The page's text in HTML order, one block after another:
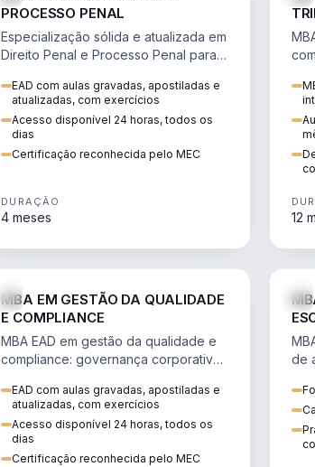
PROCESSO PENAL
Especialização sólida e atualizada em
Direito Penal e Processo Penal para a
jurídicos.
EAD com aulas gravadas, apostiladas e
atualizadas, com exercícios
Acesso disponível 24 horas, todos os
dias
Certificação reconhecida pelo MEC
DURAÇÃO
4 meses 12
MBA EM GESTÃO DA QUALIDADE
E COMPLIANCE
MBA EAD em gestão da qualidade e
compliance: governança corporativa,
contínua e IA aplicada a processos.
EAD com aulas gravadas, apostiladas e
atualizadas, com exercícios
Acesso disponível 24 horas, todos os
dias
Certificação reconhecida pelo MEC
E
de